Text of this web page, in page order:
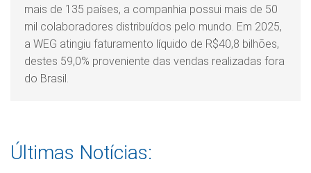
mais de 135 países, a companhia possui mais de 50
mil colaboradores distribuídos pelo mundo. Em 2025,
a WEG atingiu faturamento líquido de R$40,8 bilhões,
destes 59,0% proveniente das vendas realizadas fora
do Brasil.
Últimas Notícias: